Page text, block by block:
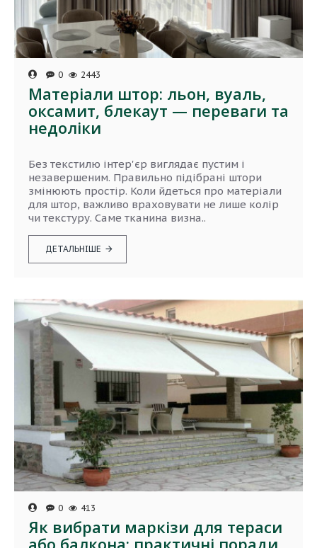
0 2443
Матеріали штор: льон, вуаль,
оксамит, блекаут — переваги та
недоліки
Без текстилю інтер'єр виглядає пустим і
незавершеним. Правильно підібрані штори
змінюють простір. Коли йдеться про матеріали
для штор, важливо враховувати не лише колір
чи текстуру. Саме тканина визна..
ДЕТАЛЬНІШЕ
0 413
Як вибрати маркізи для тераси
або балкона: практичні поради